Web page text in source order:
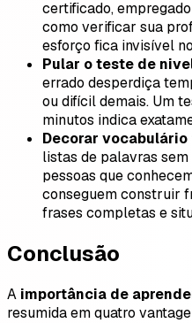
certificado,
como verificar sua
esforço fica invisível
Pular o teste de
errado desperdiça
ou difícil demais. Um
minutos indica
Decorar
listas de palavras
pessoas que
conseguem construir
frases completas e
Conclusão
A importância de
resumida em quatro